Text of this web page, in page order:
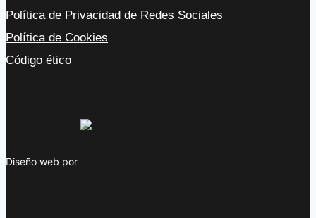
Política de Privacidad de Redes Sociales
Política de Cookies
Código ético
Diseño web por